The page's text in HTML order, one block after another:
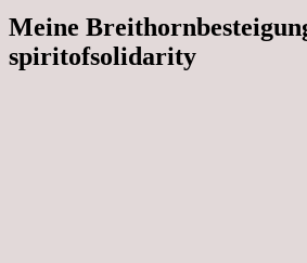
Meine
spiritofsolidarity